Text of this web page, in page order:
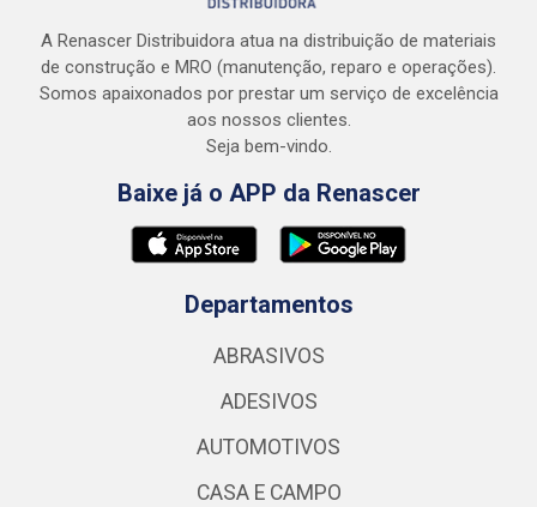
A Renascer Distribuidora atua na distribuição de materiais
de construção e MRO (manutenção, reparo e operações).
Somos apaixonados por prestar um serviço de excelência
aos nossos clientes.
Seja bem-vindo.
Baixe já o APP da Renascer
Departamentos
ABRASIVOS
ADESIVOS
AUTOMOTIVOS
CASA E CAMPO